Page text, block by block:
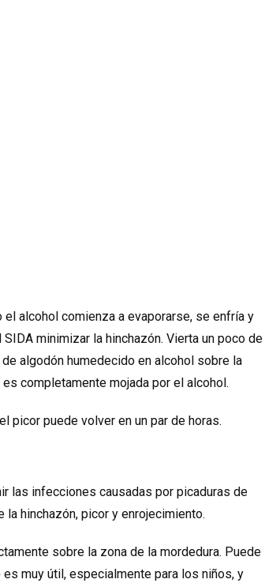
el alcohol comienza a evaporarse, se enfría y
minimizar la hinchazón. Vierta un poco de
algodón humedecido en alcohol sobre la
completamente mojada por el alcohol.
picor puede volver en un par de horas.
las infecciones causadas por picaduras de
hinchazón, picor y enrojecimiento.
sobre la zona de la mordedura. Puede
muy útil, especialmente para los niños, y